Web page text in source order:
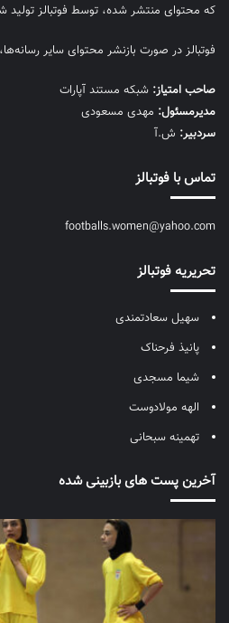
که محتوای منتشر شده، توسط فوتبالز
فوتبالز در صورت بازنشر محتوای سایر
صاحب امتیاز: شبکه مستند آپارات
مديرمسئول: مهدی مسعودی
سردبیر: ش.آ
تماس با فوتبالز
footballs.women@yahoo.com
تحریریه فوتبالز
سهیل سعادتمندی
پانیذ فرحناک
شیما مسجدی
الهه مولادوست
تهمینه سبحانی
آخرین پست های بازبینی شده